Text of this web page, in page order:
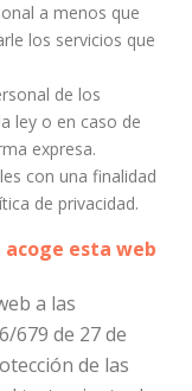
a menos que
los servicios que
de los
ley o en caso de
expresa.
con una finalidad
de privacidad.
acoge esta web
a las
679 de 27 de
de las